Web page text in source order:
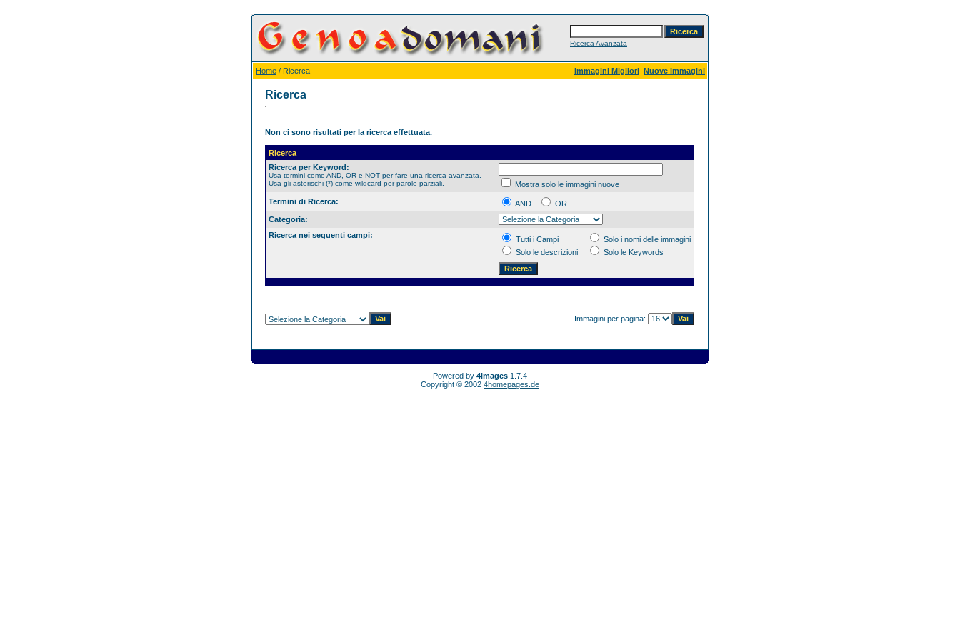
Ricerca Avanzata
Home / Ricerca Immagini Migliori Nuove Immagini
Ricerca
Non ci sono risultati per la ricerca effettuata.
Ricerca
Ricerca per Keyword:
Usa termini come AND, OR e NOT per fare una ricerca avanzata.
Usa gli asterischi (*) come wildcard per parole parziali.
Mostra solo le immagini nuove
Termini di Ricerca:
AND
OR
Categoria:
Ricerca nei seguenti campi:
Tutti i Campi
Solo i nomi delle immagini
Solo le descrizioni
Solo le Keywords
Immagini per pagina:
Powered by 4images 1.7.4
Copyright © 2002 4homepages.de